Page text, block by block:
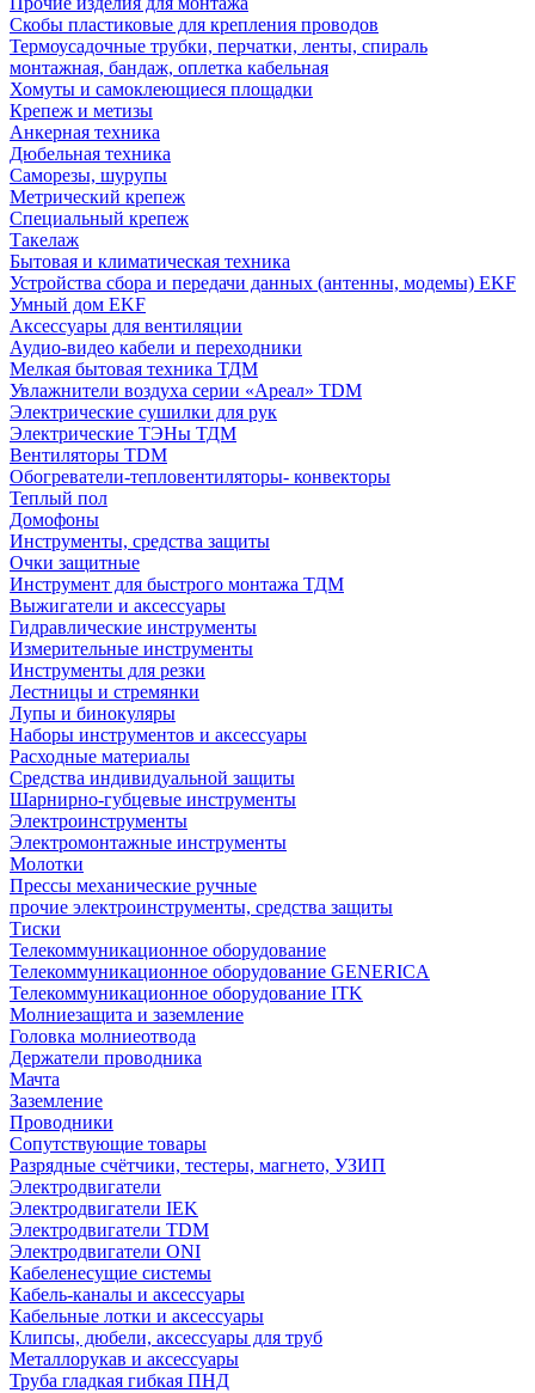
Скобы пластиковые для крепления проводов
Термоусадочные трубки, перчатки, ленты, спираль
монтажная, бандаж, оплетка кабельная
Хомуты и самоклеющиеся площадки
Крепеж и метизы
Анкерная техника
Дюбельная техника
Саморезы, шурупы
Метрический крепеж
Специальный крепеж
Такелаж
Бытовая и климатическая техника
Устройства сбора и передачи данных (антенны, модемы) EKF
Умный дом EKF
Аксессуары для вентиляции
Аудио-видео кабели и переходники
Мелкая бытовая техника ТДМ
Увлажнители воздуха серии «Ареал» TDM
Электрические сушилки для рук
Электрические ТЭНы ТДМ
Вентиляторы TDM
Обогреватели-тепловентиляторы- конвекторы
Теплый пол
Домофоны
Инструменты, средства защиты
Очки защитные
Инструмент для быстрого монтажа ТДМ
Выжигатели и аксессуары
Гидравлические инструменты
Измерительные инструменты
Инструменты для резки
Лестницы и стремянки
Лупы и бинокуляры
Наборы инструментов и аксессуары
Расходные материалы
Средства индивидуальной защиты
Шарнирно-губцевые инструменты
Электроинструменты
Электромонтажные инструменты
Молотки
Прессы механические ручные
прочие электроинструменты, средства защиты
Тиски
Телекоммуникационное оборудование
Телекоммуникационное оборудование GENERICA
Телекоммуникационное оборудование ITK
Молниезащита и заземление
Головка молниеотвода
Держатели проводника
Мачта
Заземление
Проводники
Сопутствующие товары
Разрядные счётчики, тестеры, магнето, УЗИП
Электродвигатели
Электродвигатели IEK
Электродвигатели TDM
Электродвигатели ONI
Кабеленесущие системы
Кабель-каналы и аксессуары
Кабельные лотки и аксессуары
Клипсы, дюбели, аксессуары для труб
Металлорукав и аксессуары
Труба гладкая гибкая ПНД